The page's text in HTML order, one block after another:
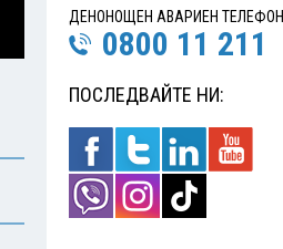
ДЕНОНОЩЕН АВАРИЕН ТЕЛЕФОН
0800 11 211
ПОСЛЕДВАЙТЕ НИ: